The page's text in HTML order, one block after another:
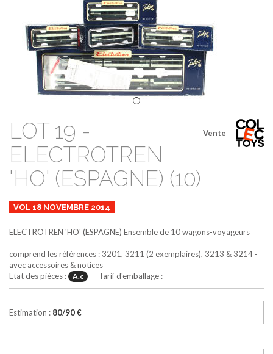
Vente
LOT 19 -
ELECTROTREN
'HO' (ESPAGNE) (10)
VOL 18 NOVEMBRE 2014
ELECTROTREN 'HO' (ESPAGNE) Ensemble de 10 wagons-voyageurs
comprend les références : 3201, 3211 (2 exemplaires), 3213 & 3214 -
avec accessoires & notices
Etat des pièces :
A.c Tarif d'emballage :
Estimation : 80/90 €